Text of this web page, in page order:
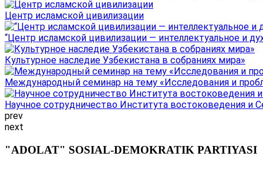
Центр исламской цивилизации
“Центр исламской цивилизации — интеллектуальное и
Культурное наследие Узбекистана в собраниях мира»
Международный семинар на тему «Исследования и
Научное сотрудничество Института востоковедения и
prev
next
"ADOLAT" SOSIAL-DEMOKRATIK PARTIYASI